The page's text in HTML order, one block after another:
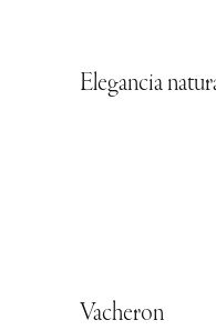
Elegancia
Vacheron